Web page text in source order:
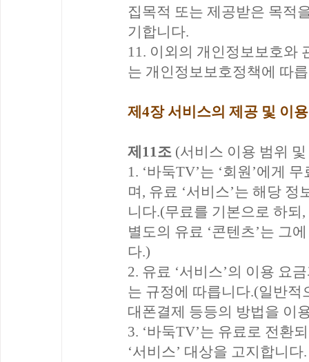
집목적 또는 제공받은 목적
기합니다.
11. 이외의 개인정보보호와
는 개인정보보호정책에 따
제4장 서비스의 제공 및 이용
제11조 (서비스 이용 범위
1. ‘바둑TV’는 ‘회원’에게
며, 유료 ‘서비스’는 해당
니다.(무료를 기본으로 하되
별도의 유료 ‘콘텐츠’는 그
다.)
2. 유료 ‘서비스’의 이용 요
는 규정에 따릅니다.(일반
대폰결제 등등의 방법을 이
3. ‘바둑TV’는 유료로 전환
‘서비스’ 대상을 고지합니다.